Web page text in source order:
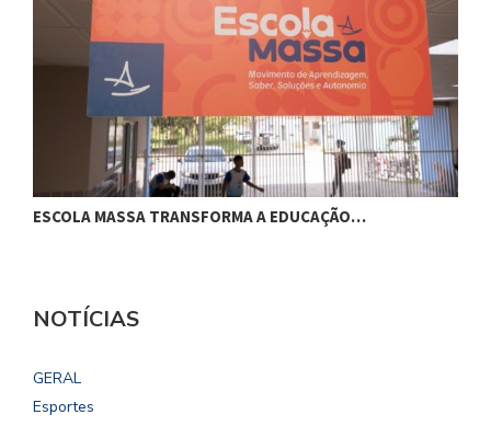
ESCOLA MASSA TRANSFORMA A EDUCAÇÃO…
NOTÍCIAS
GERAL
Esportes